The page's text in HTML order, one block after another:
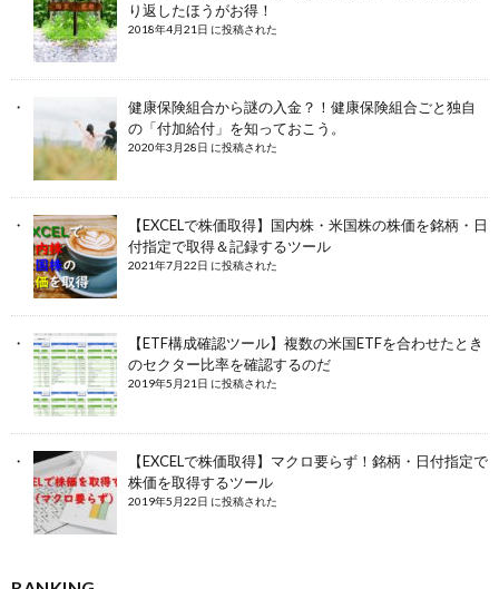
り返したほうがお得！
2018年4月21日 に投稿された
健康保険組合から謎の入金？！健康保険組合ごと独自
の「付加給付」を知っておこう。
2020年3月28日 に投稿された
【EXCELで株価取得】国内株・米国株の株価を銘柄・日
付指定で取得＆記録するツール
2021年7月22日 に投稿された
【ETF構成確認ツール】複数の米国ETFを合わせたとき
のセクター比率を確認するのだ
2019年5月21日 に投稿された
【EXCELで株価取得】マクロ要らず！銘柄・日付指定で
株価を取得するツール
2019年5月22日 に投稿された